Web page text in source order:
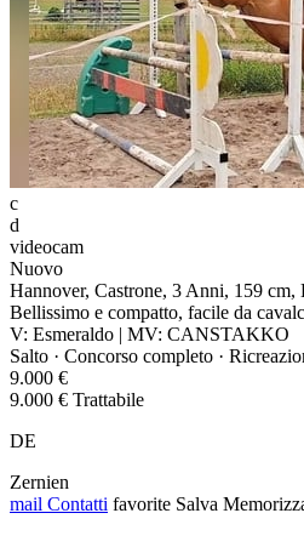
c
d
videocam
Nuovo
Hannover, Castrone, 3 Anni, 159 cm,
Bellissimo e compatto, facile da
V: Esmeraldo | MV: CANSTAKKO
Salto · Concorso completo ·
9.000 €
9.000 € Trattabile
DE
Zernien
mail Contatti favorite Salva